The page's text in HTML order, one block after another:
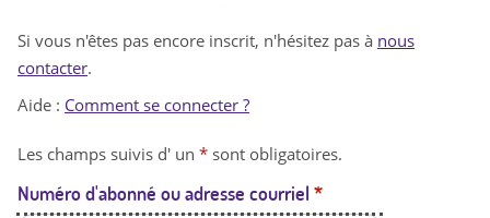
n
t
Si vous n'êtes pas encore inscrit, n'hésitez pas à nous
contacter.
Aide : Comment se connecter ?
Les champs suivis d' un * sont obligatoires.
Numéro d'abonné ou adresse courriel *